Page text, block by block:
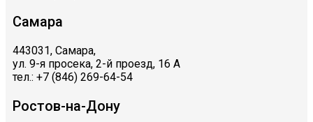
Самара
443031, Самара,
ул. 9-я просека, 2-й проезд, 16 А
тел.: +7 (846) 269-64-54
Ростов-на-Дону